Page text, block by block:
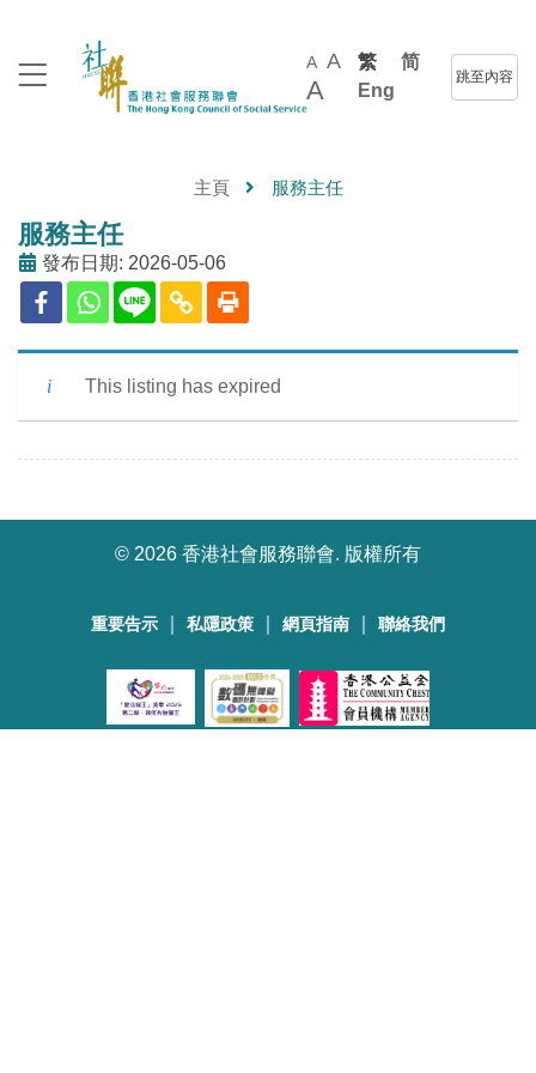
A A
A
繁
简
Eng
跳至內容
主頁 服務主任
服務主任
發布日期: 2026-05-06
This listing has expired
© 2026 香港社會服務聯會. 版權所有
重要告示 私隱政策 網頁指南 聯絡我們